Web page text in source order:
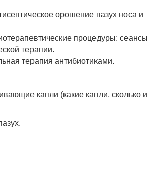
орошение пазух носа и
процедуры: сеансы
терапии.
терапия антибиотиками.
капли (какие капли, сколько и